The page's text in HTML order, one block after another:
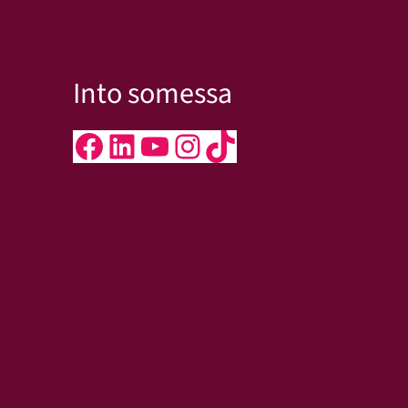
Into somessa
Facebook LinkedIn YouTube InstagramTikTok